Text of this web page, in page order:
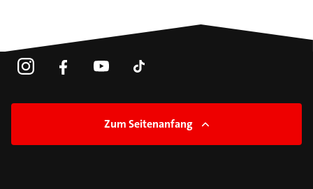
Zum Seitenanfang